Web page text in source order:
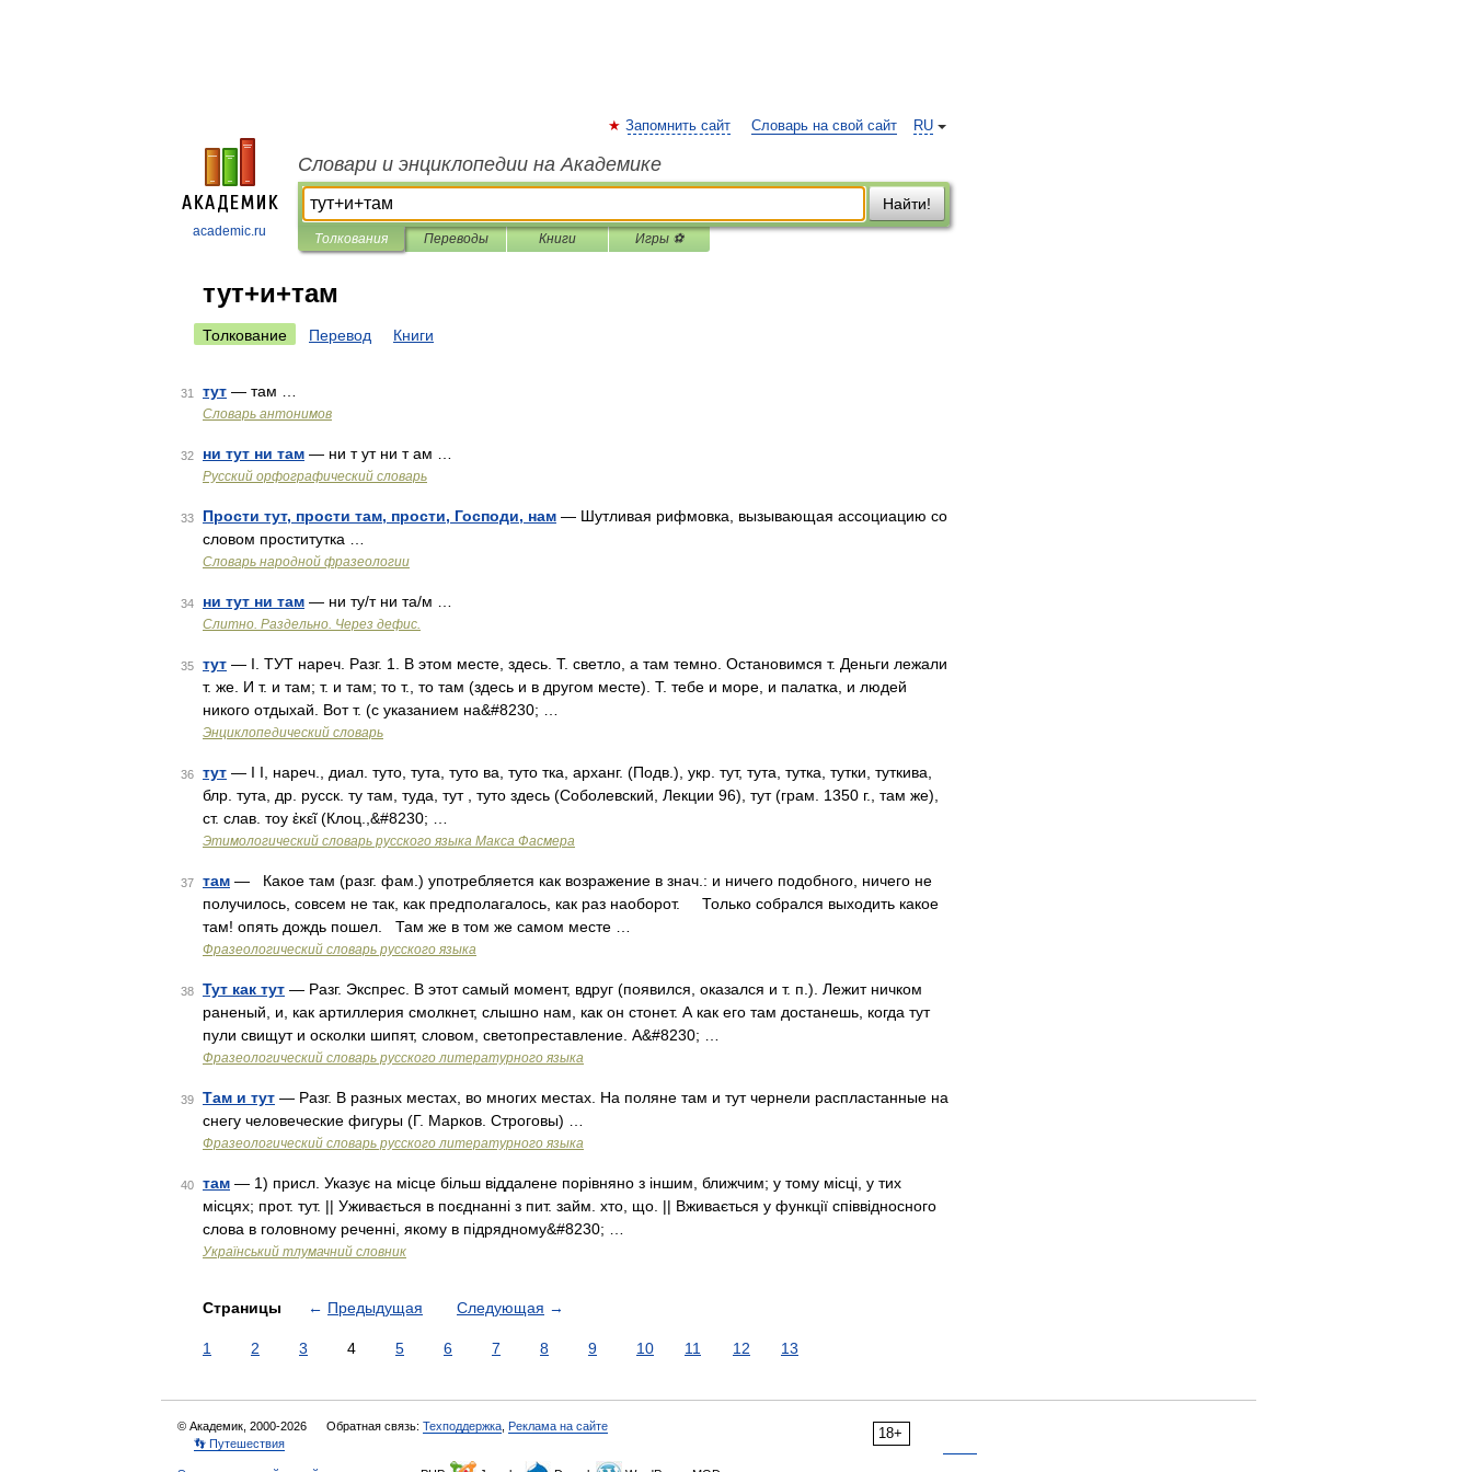
academic.ru
RU
Запомнить сайт Словарь на свой сайт
Словари и энциклопедии на Академике
Найти!
Толкования Переводы Книги Игры ⚽
тут+и+там
Толкование Перевод Книги
31 тут — там …
Словарь антонимов
32 ни тут ни там — ни т ут ни т ам …
Русский орфографический словарь
33 Прости тут, прости там, прости, Господи, нам — Шутливая рифмовка, вызывающая ассоциацию со
словом проститутка …
Словарь народной фразеологии
34 ни тут ни там — ни ту/т ни та/м …
Слитно. Раздельно. Через дефис.
35 тут — I. ТУТ нареч. Разг. 1. В этом месте, здесь. Т. светло, а там темно. Остановимся т. Деньги лежали
т. же. И т. и там; т. и там; то т., то там (здесь и в другом месте). Т. тебе и море, и палатка, и людей
никого отдыхай. Вот т. (с указанием на&#8230; …
Энциклопедический словарь
36 тут — I I, нареч., диал. туто, тута, туто ва, туто тка, арханг. (Подв.), укр. тут, тута, тутка, тутки, туткива,
блр. тута, др. русск. ту там, туда, тут , туто здесь (Соболевский, Лекции 96), тут (грам. 1350 г., там же),
ст. слав. тоу ἐκεῖ (Клоц.,&#8230; …
Этимологический словарь русского языка Макса Фасмера
37 там — Какое там (разг. фам.) употребляется как возражение в знач.: и ничего подобного, ничего не
получилось, совсем не так, как предполагалось, как раз наоборот. Только собрался выходить какое
там! опять дождь пошел. Там же в том же самом месте …
Фразеологический словарь русского языка
38 Тут как тут — Разг. Экспрес. В этот самый момент, вдруг (появился, оказался и т. п.). Лежит ничком
раненый, и, как артиллерия смолкнет, слышно нам, как он стонет. А как его там достанешь, когда тут
пули свищут и осколки шипят, словом, светопреставление. А&#8230; …
Фразеологический словарь русского литературного языка
39 Там и тут — Разг. В разных местах, во многих местах. На поляне там и тут чернели распластанные на
снегу человеческие фигуры (Г. Марков. Строговы) …
Фразеологический словарь русского литературного языка
40 там — 1) присл. Указує на місце більш віддалене порівняно з іншим, ближчим; у тому місці, у тих
місцях; прот. тут. || Уживається в поєднанні з пит. займ. хто, що. || Вживається у функції співвідносного
слова в головному реченні, якому в підрядному&#8230; …
Український тлумачний словник
Страницы ← Предыдущая Следующая →
1 2 3 4 5 6 7 8 9 10 11 12 13
18+
© Академик, 2000-2026 Обратная связь: Техподдержка Реклама на сайте
👣 Путешествия